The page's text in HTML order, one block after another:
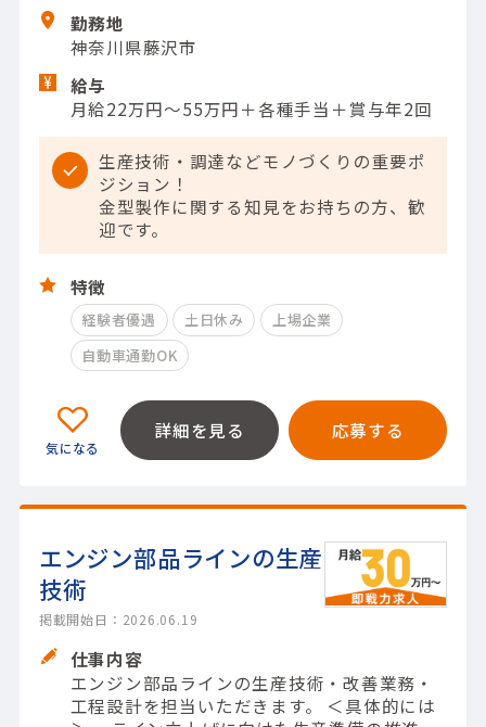
勤務地
神奈川県藤沢市
給与
月給22万円～55万円＋各種手当＋賞与年2回
生産技術・調達などモノづくりの重要ポ
ジション！
金型製作に関する知見をお持ちの方、歓
迎です。
特徴
経験者優遇 土日休み
上場企業
自動車通勤OK
詳細を見る 応募する
エンジン部品ラインの生産
技術
掲載開始日：2026.06.19
仕事内容
エンジン部品ラインの生産技術・改善業務・
工程設計を担当いただきます。 ＜具体的には